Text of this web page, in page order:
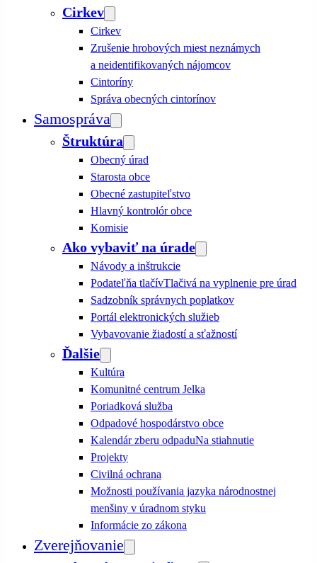
Cirkev
Cirkev
Zrušenie hrobových miest neznámych
a neidentifikovaných nájomcov
Cintoríny
Správa obecných cintorínov
Samospráva
Štruktúra
Obecný úrad
Starosta obce
Obecné zastupiteľstvo
Hlavný kontrolór obce
Komisie
Ako vybaviť na úrade
Návody a inštrukcie
Podateľňa tlačívTlačivá na vyplnenie pre úrad
Sadzobník správnych poplatkov
Portál elektronických služieb
Vybavovanie žiadostí a sťažností
Ďalšie
Kultúra
Komunitné centrum Jelka
Poriadková služba
Odpadové hospodárstvo obce
Kalendár zberu odpaduNa stiahnutie
Projekty
Civilná ochrana
Možnosti používania jazyka národnostnej
menšiny v úradnom styku
Informácie zo zákona
Zverejňovanie